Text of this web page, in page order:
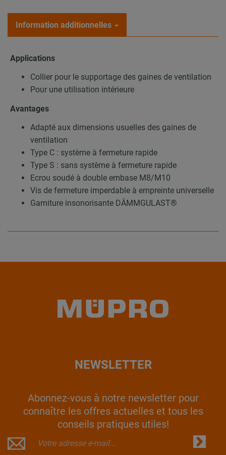
Information additionnelles
Applications
Collier pour le supportage des gaines de ventilation
Pour une utilisation intérieure
Avantages
Adapté aux dimensions usuelles des gaines de
ventilation
Type C : système à fermeture rapide
Type S : sans système à fermeture rapide
Ecrou soudé à double embase M8/M10
Vis de fermeture imperdable à empreinte universelle
Garniture insonorisante DÄMMGULAST®
NEWSLETTER
Abonnez-vous à notre newsletter pour
connaître les offres actuelles et tous les
conseils pratiques utiles!